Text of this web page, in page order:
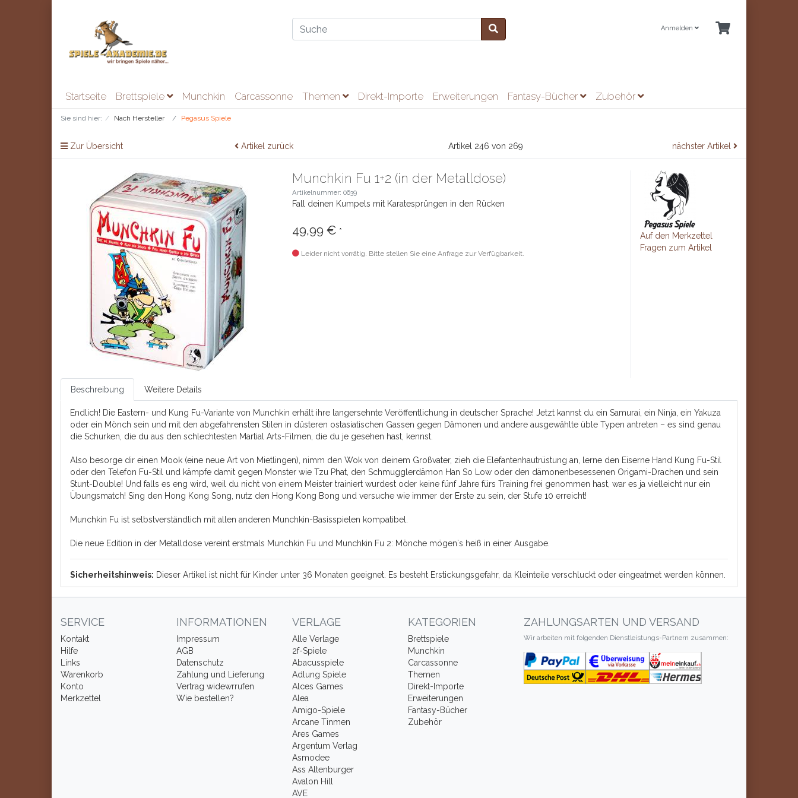
Anmelden
Startseite Brettspiele Munchkin Carcassonne Themen Direkt-Importe Erweiterungen Fantasy-Bücher Zubehör
Sie sind hier: Nach Hersteller Pegasus Spiele
Zur Übersicht Artikel zurück Artikel 246 von 269 nächster Artikel
Munchkin Fu 1+2 (in der Metalldose)
Artikelnummer: 0639
Fall deinen Kumpels mit Karatesprüngen in den Rücken
49,99 € *
Leider nicht vorrätig. Bitte stellen Sie eine Anfrage zur Verfügbarkeit.
Auf den Merkzettel
Fragen zum Artikel
Beschreibung Weitere Details
Endlich! Die Eastern- und Kung Fu-Variante von Munchkin erhält ihre langersehnte Veröffentlichung in deutscher Sprache! Jetzt kannst du ein Samurai, ein Ninja, ein Yakuza
oder ein Mönch sein und mit den abgefahrensten Stilen in düsteren ostasiatischen Gassen gegen Dämonen und andere ausgewählte üble Typen antreten – es sind genau
die Schurken, die du aus den schlechtesten Martial Arts-Filmen, die du je gesehen hast, kennst.
Also besorge dir einen Mook (eine neue Art von Mietlingen), nimm den Wok von deinem Großvater, zieh die Elefantenhautrüstung an, lerne den Eiserne Hand Kung Fu-Stil
oder den Telefon Fu-Stil und kämpfe damit gegen Monster wie Tzu Phat, den Schmugglerdämon Han So Low oder den dämonenbesessenen Origami-Drachen und sein
Stunt-Double! Und falls es eng wird, weil du nicht von einem Meister trainiert wurdest oder keine fünf Jahre fürs Training frei genommen hast, war es ja vielleicht nur ein
Übungsmatch! Sing den Hong Kong Song, nutz den Hong Kong Bong und versuche wie immer der Erste zu sein, der Stufe 10 erreicht!
Munchkin Fu ist selbstverständlich mit allen anderen Munchkin-Basisspielen kompatibel.
Die neue Edition in der Metalldose vereint erstmals Munchkin Fu und Munchkin Fu 2: Mönche mögen`s heiß in einer Ausgabe.
Sicherheitshinweis: Dieser Artikel ist nicht für Kinder unter 36 Monaten geeignet. Es besteht Erstickungsgefahr, da Kleinteile verschluckt oder eingeatmet werden können.
SERVICE
Kontakt
Hilfe
Links
Warenkorb
Konto
Merkzettel
INFORMATIONEN
Impressum
AGB
Datenschutz
Zahlung und Lieferung
Vertrag widewrrufen
Wie bestellen?
VERLAGE
Alle Verlage
2f-Spiele
Abacusspiele
Adlung Spiele
Alces Games
Alea
Amigo-Spiele
Arcane Tinmen
Ares Games
Argentum Verlag
Asmodee
Ass Altenburger
Avalon Hill
AVE
KATEGORIEN
Brettspiele
Munchkin
Carcassonne
Themen
Direkt-Importe
Erweiterungen
Fantasy-Bücher
Zubehör
ZAHLUNGSARTEN UND VERSAND
Wir arbeiten mit folgenden Dienstleistungs-Partnern zusammen: